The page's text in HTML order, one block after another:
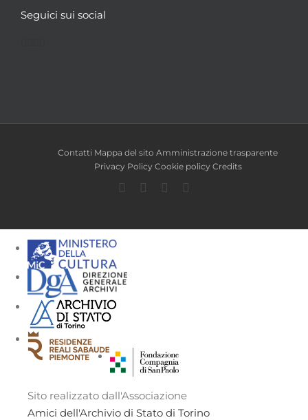
Seguici sui social
Contatti Mappa del sito Amministrazione trasparente
Privacy Policy Cookie policy Credits
Facebook
TwitterYouTube
Sito realizzato dall'Associazione
Amici dell'Archivio di Stato di Torino